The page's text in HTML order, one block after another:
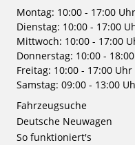
Montag: 10:00 - 17:00 Uhr
Dienstag: 10:00 - 17:00
Mittwoch: 10:00 - 17:00
Donnerstag: 10:00 -
Freitag: 10:00 - 17:00 Uhr
Samstag: 09:00 - 13:00
Fahrzeugsuche
Deutsche Neuwagen
So funktioniert's